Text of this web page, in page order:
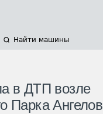
Найти машины
в ДТП возле
Парка Ангелов